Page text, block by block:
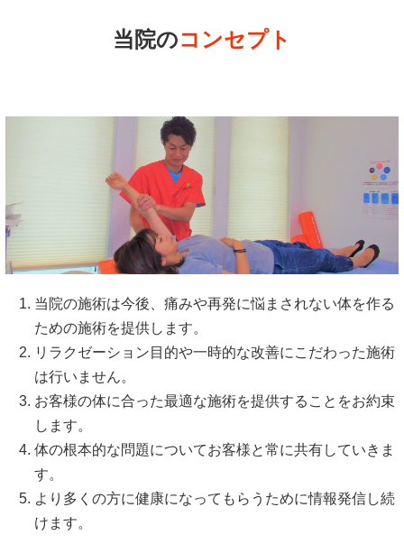
当院のコンセプト
当院の施術は今後、痛みや再発に悩まされない体を作る
ための施術を提供します。
リラクゼーション目的や一時的な改善にこだわった施術
は行いません。
お客様の体に合った最適な施術を提供することをお約束
します。
体の根本的な問題についてお客様と常に共有していきま
す。
より多くの方に健康になってもらうために情報発信し続
けます。